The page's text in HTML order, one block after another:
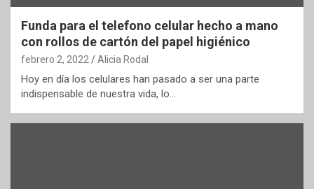
Funda para el telefono celular hecho a mano
con rollos de cartón del papel higiénico
febrero 2, 2022 Alicia Rodal
Hoy en día los celulares han pasado a ser una parte
indispensable de nuestra vida, lo…